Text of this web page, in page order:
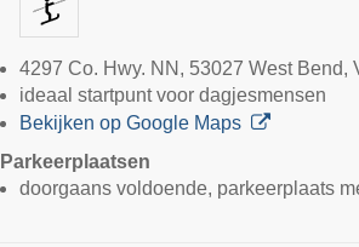
4297 Co. Hwy. NN, 53027 West Bend,
ideaal startpunt voor dagjesmensen
Bekijken op Google Maps
Parkeerplaatsen
doorgaans voldoende, parkeerplaats